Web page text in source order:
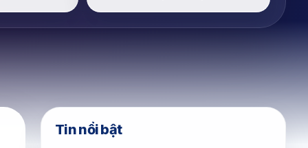
Tin nổi bật